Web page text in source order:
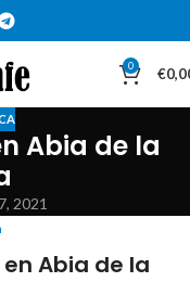
0 €
Abia de la
2021
en Abia de la